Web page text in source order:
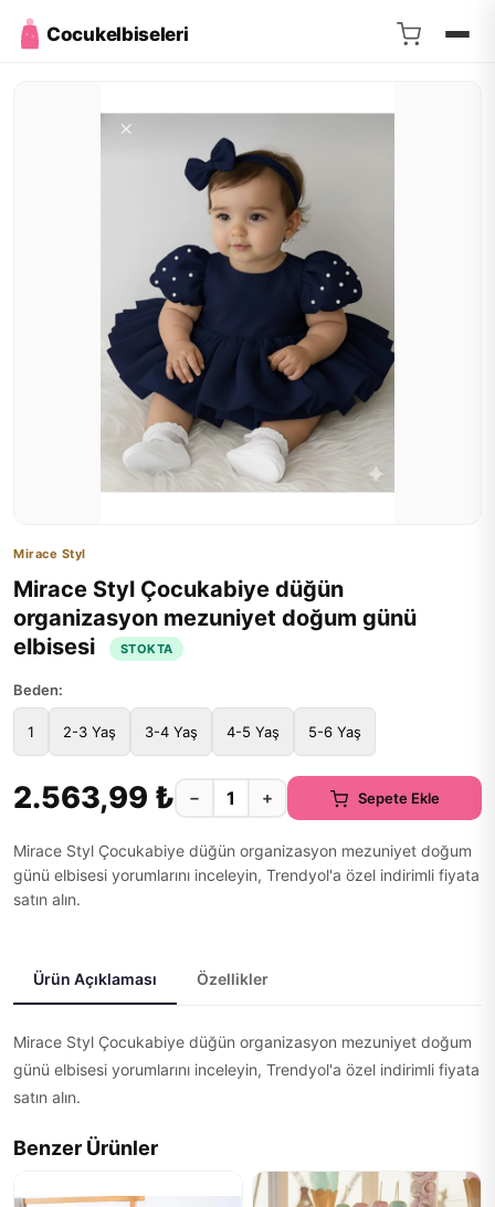
Cocukelbiseleri
Mirace Styl
Mirace Styl Çocukabiye düğün
organizasyon mezuniyet doğum günü
elbisesi
STOKTA
Beden:
1 2-3 Yaş 3-4 Yaş 4-5 Yaş 5-6 Yaş
2.563,99 ₺ − + Sepete Ekle
Mirace Styl Çocukabiye düğün organizasyon mezuniyet doğum
günü elbisesi yorumlarını inceleyin, Trendyol'a özel indirimli fiyata
satın alın.
Ürün Açıklaması Özellikler
Mirace Styl Çocukabiye düğün organizasyon mezuniyet doğum
günü elbisesi yorumlarını inceleyin, Trendyol'a özel indirimli fiyata
satın alın.
Benzer Ürünler